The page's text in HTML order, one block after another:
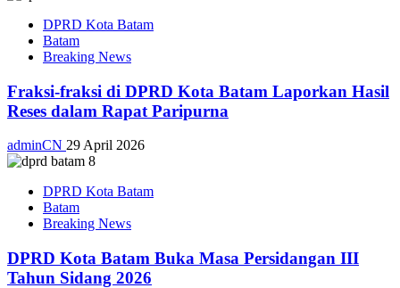
DPRD Kota Batam
Batam
Breaking News
Fraksi-fraksi di DPRD Kota Batam Laporkan Hasil
Reses dalam Rapat Paripurna
adminCN 29 April 2026
DPRD Kota Batam
Batam
Breaking News
DPRD Kota Batam Buka Masa Persidangan III
Tahun Sidang 2026